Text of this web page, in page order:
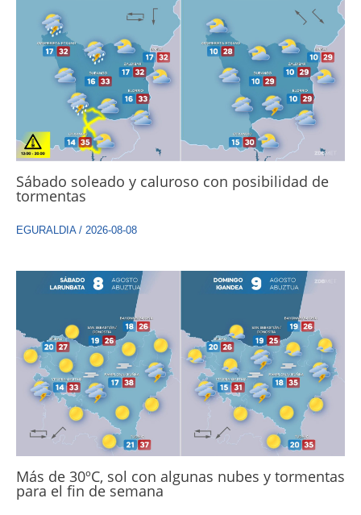
Sábado soleado y caluroso con posibilidad de
tormentas
EGURALDIA/ 2026-08-08
Más de 30ºC, sol con algunas nubes y tormentas
para el fin de semana